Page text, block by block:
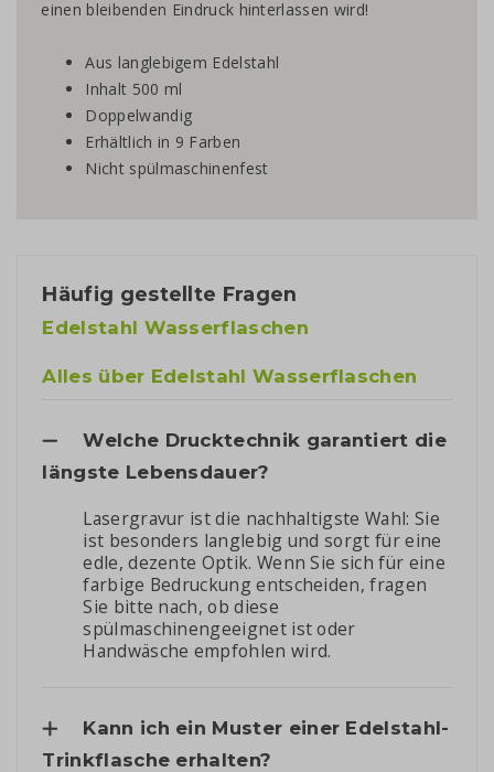
einen bleibenden Eindruck hinterlassen wird!
Aus langlebigem Edelstahl
Inhalt 500 ml
Doppelwandig
Erhältlich in 9 Farben
Nicht spülmaschinenfest
Häufig gestellte Fragen
Edelstahl Wasserflaschen
Alles über Edelstahl Wasserflaschen
Welche Drucktechnik garantiert die
längste Lebensdauer?
Lasergravur ist die nachhaltigste Wahl: Sie
ist besonders langlebig und sorgt für eine
edle, dezente Optik. Wenn Sie sich für eine
farbige Bedruckung entscheiden, fragen
Sie bitte nach, ob diese
spülmaschinengeeignet ist oder
Handwäsche empfohlen wird.
Kann ich ein Muster einer Edelstahl-
Trinkflasche erhalten?